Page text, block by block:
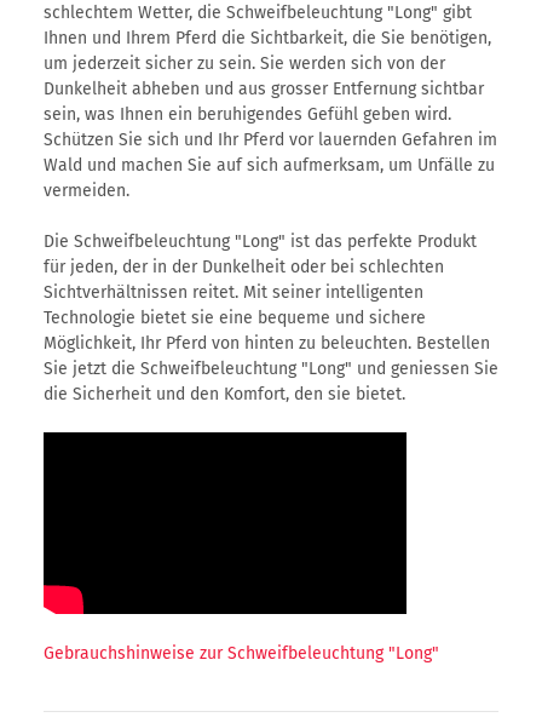
schlechtem Wetter, die Schweifbeleuchtung "Long" gibt
Ihnen und Ihrem Pferd die Sichtbarkeit, die Sie benötigen,
um jederzeit sicher zu sein. Sie werden sich von der
Dunkelheit abheben und aus grosser Entfernung sichtbar
sein, was Ihnen ein beruhigendes Gefühl geben wird.
Schützen Sie sich und Ihr Pferd vor lauernden Gefahren im
Wald und machen Sie auf sich aufmerksam, um Unfälle zu
vermeiden.
Die Schweifbeleuchtung "Long" ist das perfekte Produkt
für jeden, der in der Dunkelheit oder bei schlechten
Sichtverhältnissen reitet. Mit seiner intelligenten
Technologie bietet sie eine bequeme und sichere
Möglichkeit, Ihr Pferd von hinten zu beleuchten. Bestellen
Sie jetzt die Schweifbeleuchtung "Long" und geniessen Sie
die Sicherheit und den Komfort, den sie bietet.
Gebrauchshinweise zur Schweifbeleuchtung "Long"